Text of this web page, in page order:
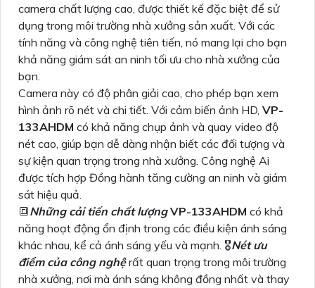
camera chất lượng cao, được thiết kế đặc biệt để sử
dụng trong môi trường nhà xưởng sản xuất. Với các
tính năng và công nghệ tiên tiến, nó mang lại cho bạn
khả năng giám sát an ninh tối ưu cho nhà xưởng của
bạn.
Camera này có độ phân giải cao, cho phép bạn xem
hình ảnh rõ nét và chi tiết. Với cảm biến ảnh HD, VP-
133AHDM có khả năng chụp ảnh và quay video độ
nét cao, giúp bạn dễ dàng nhận biết các đối tượng và
sự kiện quan trọng trong nhà xưởng. Công nghệ Ai
được tích hợp Đồng hành tăng cường an ninh và giám
sát hiệu quả.
🔳Những cải tiến chất lượng VP-133AHDM có khả
năng hoạt động ổn định trong các điều kiện ánh sáng
khác nhau, kể cả ánh sáng yếu và mạnh. 🎖️Nét ưu
điểm của công nghệrất quan trọng trong môi trường
nhà xưởng, nơi mà ánh sáng không đồng nhất và thay